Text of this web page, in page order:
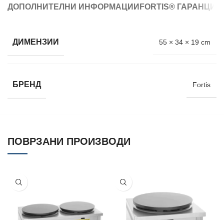
ДОПОЛНИТЕЛНИ ИНФОРМАЦИИ FORTIS®
ДИМЕНЗИИ 55 × 34 × 19 cm
БРЕНД Fortis
ПОВРЗАНИ ПРОИЗВОДИ